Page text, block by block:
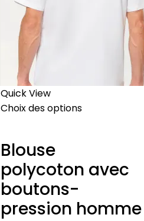
Quick View
Choix des options
Blouse
polycoton avec
boutons-
pression homme